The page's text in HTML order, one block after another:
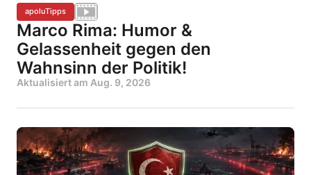
apoluTipps
Marco Rima: Humor &
Gelassenheit gegen den
Wahnsinn der Politik!
Aktualisiert am Aug. 9, 2026